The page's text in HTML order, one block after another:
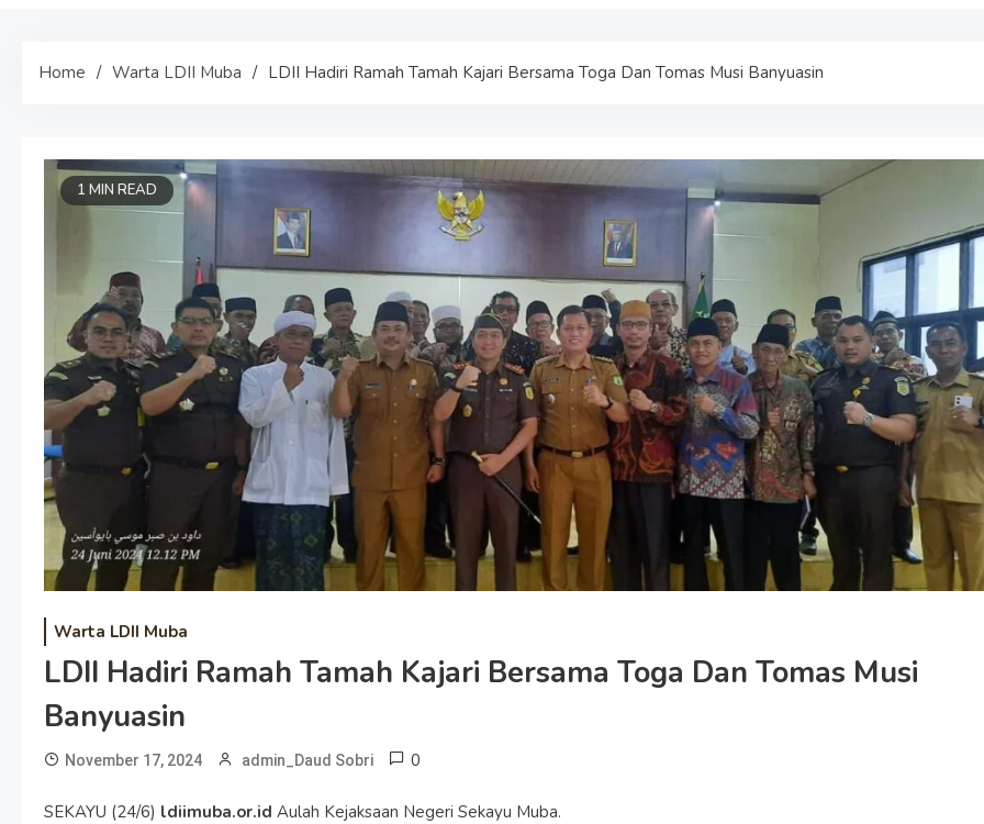
Home Warta LDII Muba LDII Hadiri Ramah Tamah Kajari Bersama Toga Dan Tomas Musi Banyuasin
1 MIN READ
Warta LDII Muba
LDII Hadiri Ramah Tamah Kajari Bersama Toga Dan Tomas Musi
Banyuasin
November 17, 2024 admin_Daud Sobri 0
SEKAYU (24/6) ldiimuba.or.id Aulah Kejaksaan Negeri Sekayu Muba.